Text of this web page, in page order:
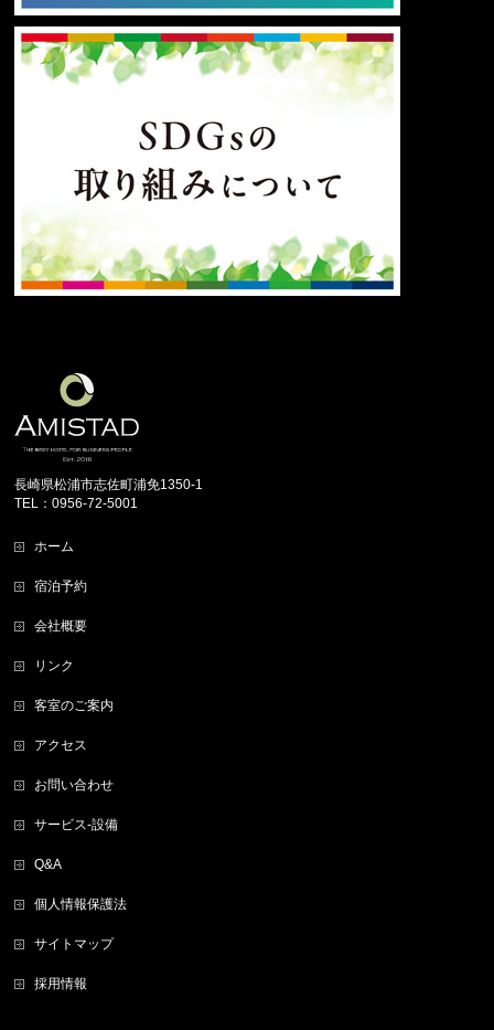
長崎県松浦市志佐町浦免1350-1
TEL：0956-72-5001
ホーム
宿泊予約
会社概要
リンク
客室のご案内
アクセス
お問い合わせ
サービス-設備
Q&A
個人情報保護法
サイトマップ
採用情報